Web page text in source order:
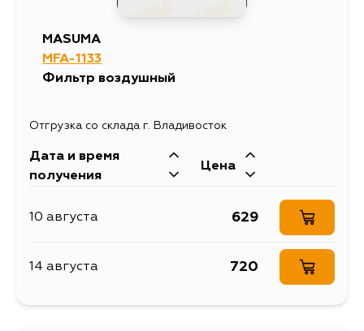
MASUMA
MFA-1133
Фильтр воздушный
Отгрузка со склада г. Владивосток
Дата и время
получения
Цена
10 августа 629
14 августа 720